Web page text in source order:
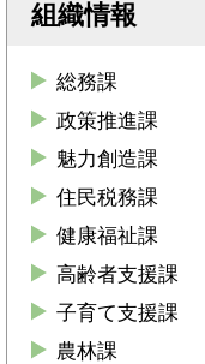
組織情報
総務課
政策推進課
魅力創造課
住民税務課
健康福祉課
高齢者支援課
子育て支援課
農林課